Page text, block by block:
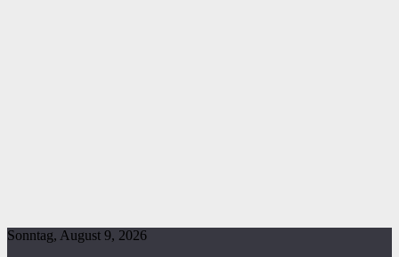
Sonntag, August 9, 2026